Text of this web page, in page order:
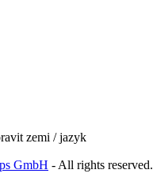
zemi / jazyk
GmbH - All rights reserved.